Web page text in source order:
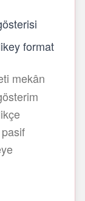
format
mekân